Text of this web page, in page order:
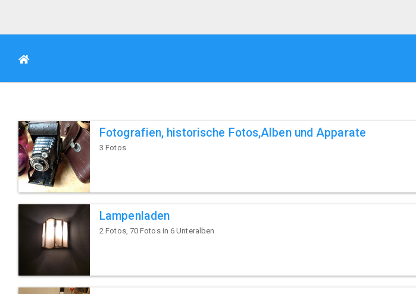
Fotografien, historische Fotos,Alben und Apparate
3 Fotos
Lampenladen
2 Fotos, 70 Fotos in 6 Unteralben